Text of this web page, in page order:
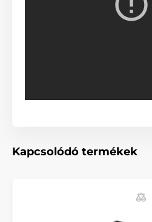
Fékrendszer kezelése
alatt tarthatja a kutyát, legyen
kutyáról, járókelőről vagy
fogantyúnak köszönhetően, a
a hüvelykujja alatt található.
Kapcsolódó termékek